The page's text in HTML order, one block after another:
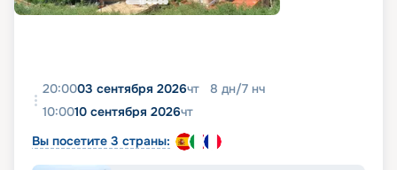
20:0003 сентября 2026чт 8 дн/7 нч
10:0010 сентября 2026чт
Вы посетите 3 страны: